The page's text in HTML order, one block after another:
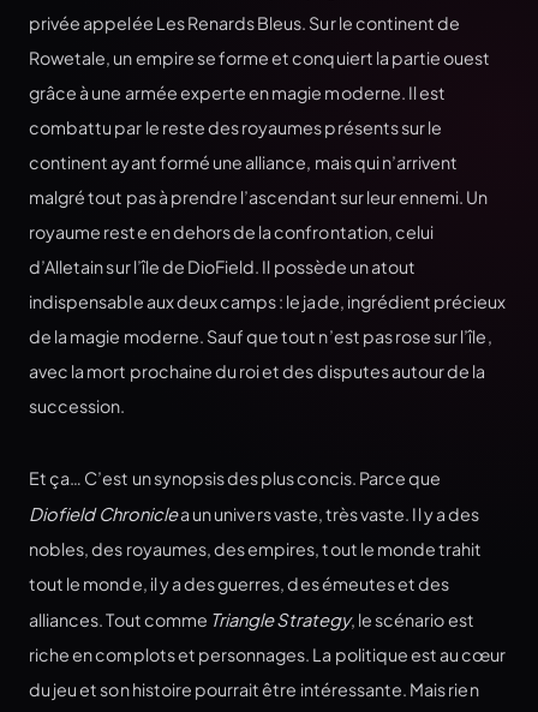
privée appelée Les Renards Bleus. Sur le continent de
Rowetale, un empire se forme et conquiert la partie ouest
grâce à une armée experte en magie moderne. Il est
combattu par le reste des royaumes présents sur le
continent ayant formé une alliance, mais qui n’arrivent
malgré tout pas à prendre l’ascendant sur leur ennemi. Un
royaume reste en dehors de la confrontation, celui
d’Alletain sur l’île de DioField. Il possède un atout
indispensable aux deux camps : le jade, ingrédient précieux
de la magie moderne. Sauf que tout n’est pas rose sur l’île,
avec la mort prochaine du roi et des disputes autour de la
succession.
Et ça… C’est un synopsis des plus concis. Parce que
Diofield Chroniclea un univers vaste, très vaste. Il y a des
nobles, des royaumes, des empires, tout le monde trahit
tout le monde, il y a des guerres, des émeutes et des
alliances. Tout comme Triangle Strategy, le scénario est
riche en complots et personnages. La politique est au cœur
du jeu et son histoire pourrait être intéressante. Mais rien